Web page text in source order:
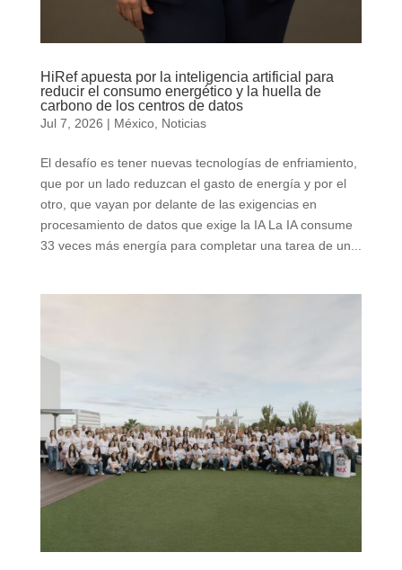
HiRef apuesta por la inteligencia artificial para
reducir el consumo energético y la huella de
carbono de los centros de datos
Jul 7, 2026 | México, Noticias
El desafío es tener nuevas tecnologías de enfriamiento,
que por un lado reduzcan el gasto de energía y por el
otro, que vayan por delante de las exigencias en
procesamiento de datos que exige la IA La IA consume
33 veces más energía para completar una tarea de un...